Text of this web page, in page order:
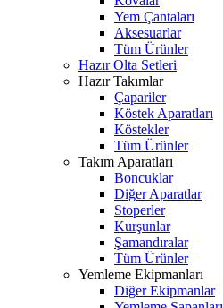
Yem Çantaları
Aksesuarlar
Tüm Ürünler
Hazır Olta Setleri
Hazır Takımlar
Çapariler
Köstek Aparatları
Köstekler
Tüm Ürünler
Takım Aparatları
Boncuklar
Diğer Aparatlar
Stoperler
Kurşunlar
Şamandıralar
Tüm Ürünler
Yemleme Ekipmanları
Diğer Ekipmanlar